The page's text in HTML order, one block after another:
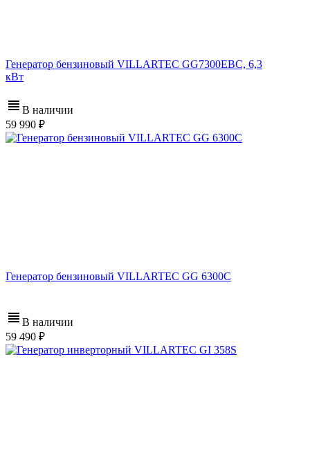
Генератор бензиновый VILLARTEC GG7300ЕВС, 6,3
кВт
В наличии
59 990
Генератор бензиновый VILLARTEC GG 6300C
В наличии
59 490